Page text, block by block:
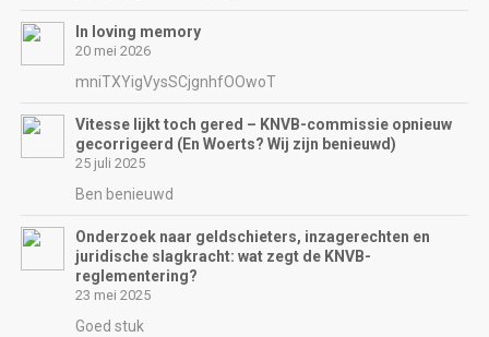
In loving memory
20 mei 2026
mniTXYigVysSCjgnhfOOwoT
Vitesse lijkt toch gered – KNVB-commissie opnieuw
gecorrigeerd (En Woerts? Wij zijn benieuwd)
25 juli 2025
Ben benieuwd
Onderzoek naar geldschieters, inzagerechten en
juridische slagkracht: wat zegt de KNVB-
reglementering?
23 mei 2025
Goed stuk